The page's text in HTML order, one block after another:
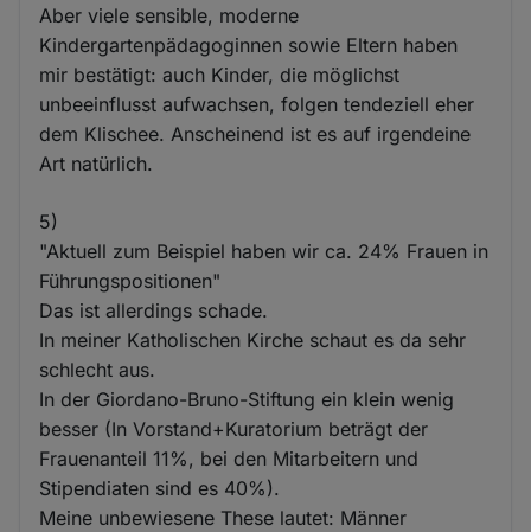
Aber viele sensible, moderne
Kindergartenpädagoginnen sowie Eltern haben
mir bestätigt: auch Kinder, die möglichst
unbeeinflusst aufwachsen, folgen tendeziell eher
dem Klischee. Anscheinend ist es auf irgendeine
Art natürlich.
5)
"Aktuell zum Beispiel haben wir ca. 24% Frauen in
Führungspositionen"
Das ist allerdings schade.
In meiner Katholischen Kirche schaut es da sehr
schlecht aus.
In der Giordano-Bruno-Stiftung ein klein wenig
besser (In Vorstand+Kuratorium beträgt der
Frauenanteil 11%, bei den Mitarbeitern und
Stipendiaten sind es 40%).
Meine unbewiesene These lautet: Männer